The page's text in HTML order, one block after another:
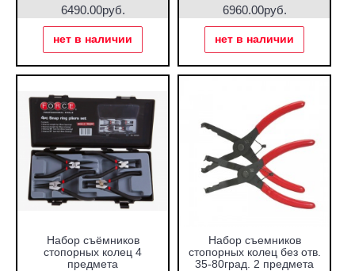
6490.00руб.
нет в наличии
6960.00руб.
нет в наличии
Набор съёмников
стопорных колец 4
предмета
Набор съемников
стопорных колец без отв.
35-80град. 2 предмета